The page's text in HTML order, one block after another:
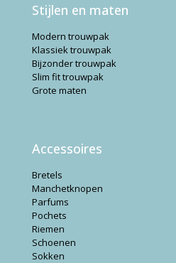
Stijlen en maten
Modern trouwpak
Klassiek trouwpak
Bijzonder trouwpak
Slim fit trouwpak
Grote maten
Accessoires
Bretels
Manchetknopen
Parfums
Pochets
Riemen
Schoenen
Sokken